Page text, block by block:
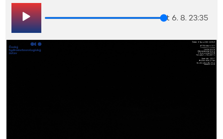
čt 6. 8. 23:35